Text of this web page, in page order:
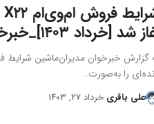
شد [خرداد ۱۴۰۳]_خبرخوان
را به‌صورت…
علی باقری خرداد ۲۷, ۱۴۰۳